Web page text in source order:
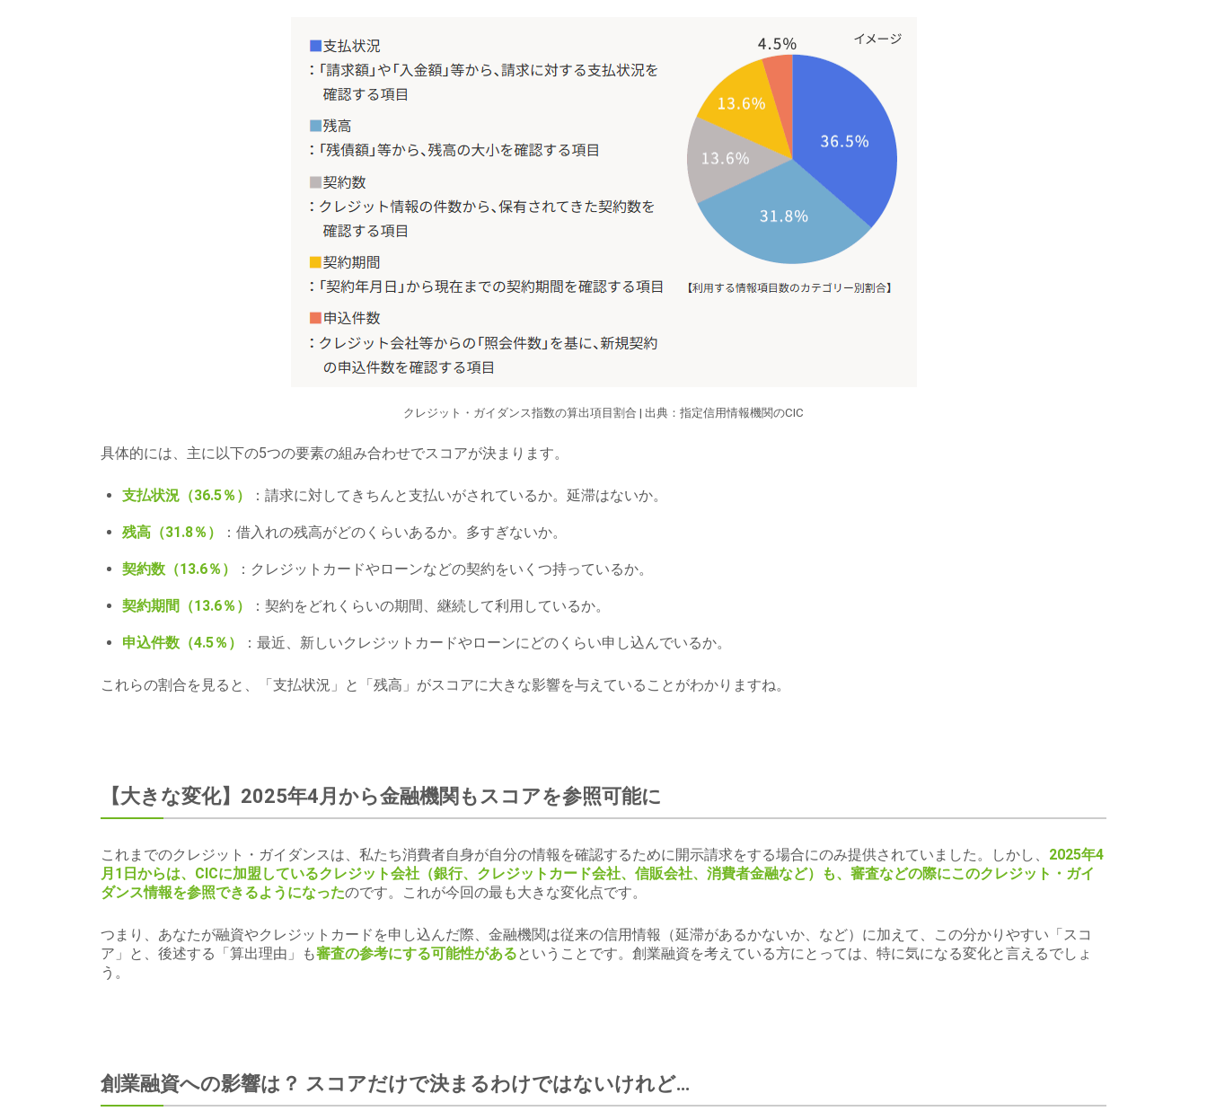
クレジット・ガイダンス指数の算出項目割合 | 出典： 指定信用情報機関のCIC
具体的には、主に以下の5つの要素の組み合わせでスコアが決まります。
支払状況（36.5％） ：請求に対してきちんと支払いがされているか。延滞はないか。
残高（31.8％） ：借入れの残高がどのくらいあるか。多すぎないか。
契約数（13.6％） ：クレジットカードやローンなどの契約をいくつ持っているか。
契約期間（13.6％） ：契約をどれくらいの期間、継続して利用しているか。
申込件数（4.5％） ：最近、新しいクレジットカードやローンにどのくらい申し込んでいるか。
これらの割合を見ると、「支払状況」と「残高」がスコアに大きな影響を与えていることがわかりますね。
【大きな変化】2025年4月から金融機関もスコアを参照可能に
これまでのクレジット・ガイダンスは、私たち消費者自身が自分の情報を確認するために開示請求をする場合にのみ提供されていました。しかし、 2025年4
月1日からは、CICに加盟しているクレジット会社（銀行、クレジットカード会社、信販会社、消費者金融など）も、審査などの際にこのクレジット・ガイ
ダンス情報を参照できるようになったのです。これが今回の最も大きな変化点です。
つまり、あなたが融資やクレジットカードを申し込んだ際、金融機関は従来の信用情報（延滞があるかないか、など）に加えて、この分かりやすい「スコ
ア」と、後述する「算出理由」も審査の参考にする可能性があるということです。創業融資を考えている方にとっては、特に気になる変化と言えるでしょ
う。
創業融資への影響は？ スコアだけで決まるわけではないけれど…